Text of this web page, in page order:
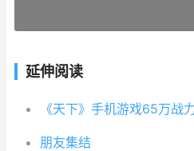
延伸阅读
朋友集结